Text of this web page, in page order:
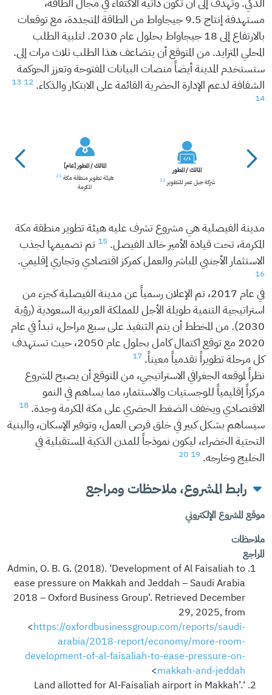
مستهدفة إنتاج 9.5 جيجاواط من الطاقة المتجددة، مع توقعات
بالارتفاع إلى 18 جيجاواط بحلول عام 2030. لتلبية الطلب
المحلي المتزايد. من المتوقع أن يتضاعف هذا الطلب ثلاث مرات إلى.
ستستخدم المدينة أيضاً منصات البيانات المفتوحة وتعزز الحوكمة
الشفافة لدعم الإدارة الحضرية القائمة على الابتكار والذكاء. 12
13
14
المالك / المطور [عام]
21 هيئة تطوير منطقة مكة
المكرمة
المالك / المطور
22 شركة جبل عمر للتطوير
مدينة الفيصلية هي مشروع تشرف عليه هيئة تطوير منطقة مكة
المكرمة، تحت قيادة الأمير خالد الفيصل. 15 تم تصميمها لجذب
الاستثمار الأجنبي المباشر والعمل كمركز اقتصادي وتجاري إقليمي.
16
في عام 2017، تم الإعلان رسمياً عن مدينة الفيصلية كجزء من
استراتيجية التنمية طويلة الأجل للمملكة العربية السعودية (رؤية
2030). من المخطط أن يتم التنفيذ على سبع مراحل، تبدأ في عام
2020 مع توقع اكتمال كامل بحلول عام 2050، حيث تستهدف
كل مرحلة تطويراً تقدمياً معيناً. 17
نظراً لموقعه الجغرافي الاستراتيجي، من المتوقع أن يصبح المشروع
مركزاً إقليمياً للوجستيات والاستثمار، مما يساهم في النمو
الاقتصادي ويخفف الضغط الحضري على مكة المكرمة وجدة. 18
سيساهم بشكل كبير في خلق فرص العمل، وتوفير الإسكان، والبنية
التحتية الخضراء، ليكون نموذجاً للمدن الذكية المستقبلية في
الخليج وخارجه. 19
20
رابط المشروع، ملاحظات ومراجع
موقع المشروع الإلكتروني
ملاحظات
المراجع
Admin, O. B. G. (2018). ‘Development of Al Faisaliah to
ease pressure on Makkah and Jeddah – Saudi Arabia
2018 – Oxford Business Group’. Retrieved December
29, 2025, from
<https://oxfordbusinessgroup.com/reports/saudi-
arabia/2018-report/economy/more-room-
development-of-al-faisaliah-to-ease-pressure-on-
makkah-and-jeddah
>
‘Land allotted for Al-Faisaliah airport in Makkah’.